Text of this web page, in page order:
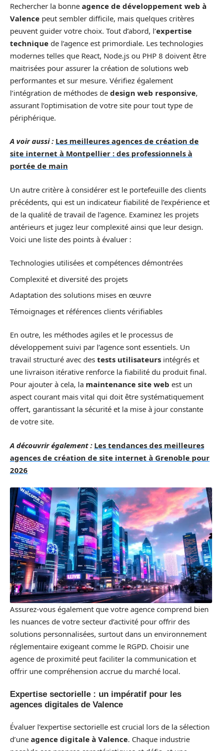
Rechercher la bonne agence de développement web à
Valence peut sembler difficile, mais quelques critères
peuvent guider votre choix. Tout d’abord, l’expertise
technique de l’agence est primordiale. Les technologies
modernes telles que React, Node.js ou PHP 8 doivent être
maitrisées pour assurer la création de solutions web
performantes et sur mesure. Vérifiez également
l’intégration de méthodes de design web responsive,
assurant l’optimisation de votre site pour tout type de
périphérique.
A voir aussi : Les meilleures agences de création de
site internet à Montpellier : des professionnels à
portée de main
Un autre critère à considérer est le portefeuille des clients
précédents, qui est un indicateur fiabilité de l’expérience et
de la qualité de travail de l’agence. Examinez les projets
antérieurs et jugez leur complexité ainsi que leur design.
Voici une liste des points à évaluer :
Technologies utilisées et compétences démontrées
Complexité et diversité des projets
Adaptation des solutions mises en œuvre
Témoignages et références clients vérifiables
En outre, les méthodes agiles et le processus de
développement suivi par l’agence sont essentiels. Un
travail structuré avec des tests utilisateurs intégrés et
une livraison itérative renforce la fiabilité du produit final.
Pour ajouter à cela, la maintenance site web est un
aspect courant mais vital qui doit être systématiquement
offert, garantissant la sécurité et la mise à jour constante
de votre site.
A découvrir également : Les tendances des meilleures
agences de création de site internet à Grenoble pour
2026
Assurez-vous également que votre agence comprend bien
les nuances de votre secteur d’activité pour offrir des
solutions personnalisées, surtout dans un environnement
réglementaire exigeant comme le RGPD. Choisir une
agence de proximité peut faciliter la communication et
offrir une compréhension accrue du marché local.
Expertise sectorielle : un impératif pour les
agences digitales de Valence
Évaluer l’expertise sectorielle est crucial lors de la sélection
d’une agence digitale à Valence. Chaque industrie